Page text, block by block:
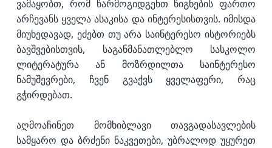
ვამაყობთ, რომ წარმოგიდგენთ წიგნების ფართო
არჩევანს ყველა ასაკისა და ინტერესისთვის. იმისდა
მიუხედავად, ეძებთ თუ არა საინტერესო ისტორიებს
ბავშვებისთვის, საგანმანათლებლო სასკოლო
ლიტერატურა ან მოზრდილთა საინტერესო
ნამუშევრები, ჩვენ გვაქვს ყველაფერი, რაც
გჭირდებათ.
აღმოაჩინეთ მომხიბლავი თავგადასავლების
სამყარო და ბრძენი ნაკვეთები, უბრალოდ უყურეთ